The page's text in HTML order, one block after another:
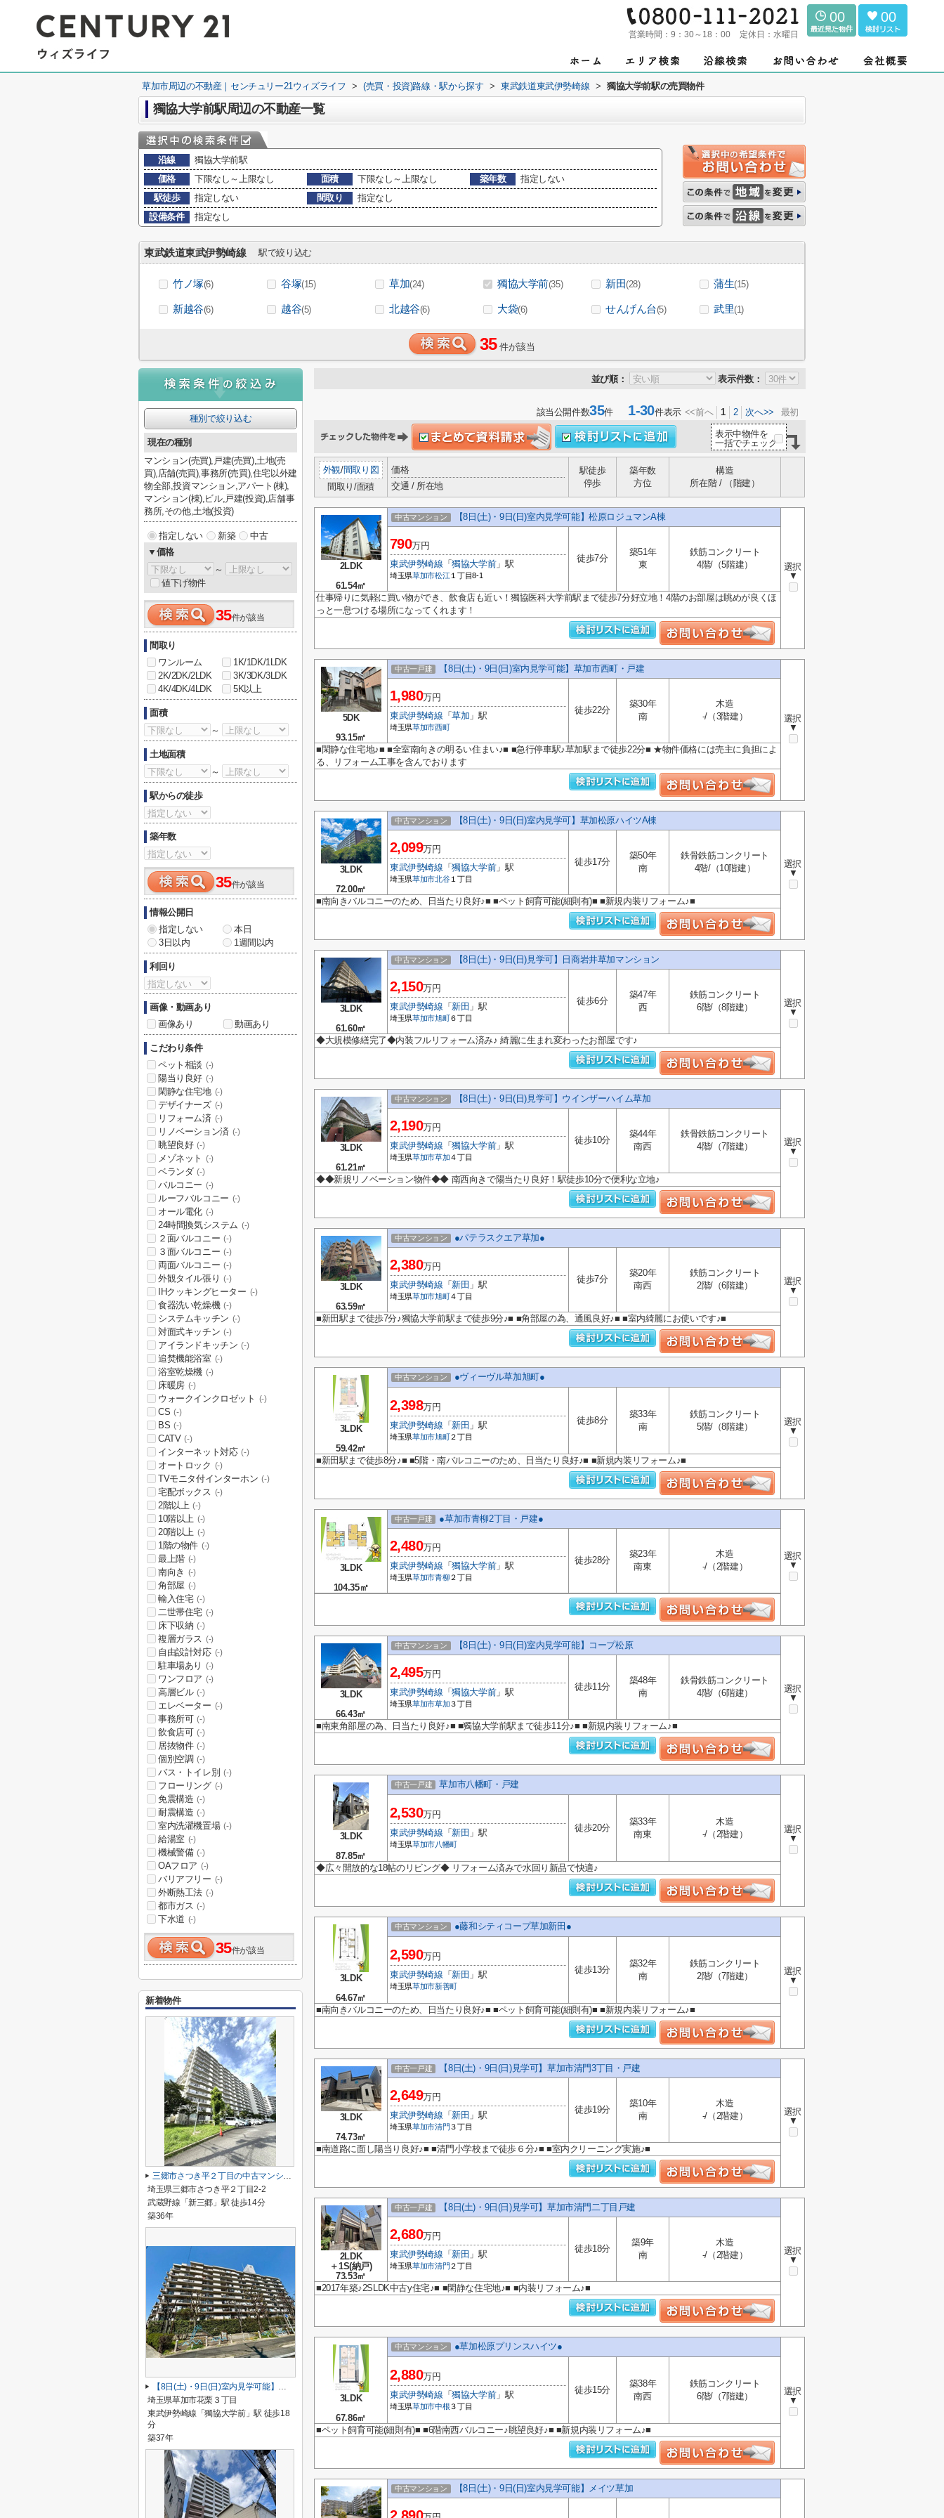
営業時間： 9：30～18：00 定休日： 水曜日
00 00
草加市周辺の不動産｜センチュリー21ウィズライフ > (売買・投資)路線・駅から探す > 東武鉄道東武伊勢崎線 > 獨協大学前駅の売買物件
獨協大学前駅周辺の不動産一覧
沿線
獨協大学前駅
価格
下限なし～上限なし 面積 下限なし～上限なし 築年数
指定しない
駅徒歩
指定しない 間取り
指定なし
設備条件
指定なし
東武鉄道東武伊勢崎線 駅で絞り込む
竹ノ塚(6) 谷塚(15) 草加(24) 獨協大学前(35) 新田(28) 蒲生(15)
新越谷(6) 越谷(5) 北越谷(6) 大袋(6) せんげん台(5) 武里(1)
35 件が該当
並び順： 表示件数：
該当公開件数35件1-30件表示 <<前へ 1 2 次へ>> 最初
表示中物件を
一括でチェック
外観/間取り図
間取り/面積
価格
交通 / 所在地
駅徒歩
停歩
築年数
方位
構造
所在階 / （階建）
2LDK
61.54㎡
中古マンション 【8日(土)・9日(日)室内見学可能】松原ロジュマンA棟
選択
▼
790万円
東武伊勢崎線 「獨協大学前」駅
埼玉県草加市松江１丁目8-1
徒歩7分
築51年
東
鉄筋コンクリート
4階/（5階建）
仕事帰りに気軽に買い物ができ、飲食店も近い！獨協医科大学前駅まで徒歩7分好立地！4階のお部屋は眺めが良くほ
っと一息つける場所になってくれます！
5DK
93.15㎡
中古一戸建 【8日(土)・9日(日)室内見学可能】草加市西町・戸建
選択
▼
1,980万円
東武伊勢崎線 「草加 」駅
埼玉県草加市西町
徒歩22分
築30年
南
木造
-/（3階建）
■閑静な住宅地♪■ ■全室南向きの明るい住まい♪■ ■急行停車駅♪草加駅まで徒歩22分■ ★物件価格には売主に負担によ
る、リフォーム工事を含んでおります
3LDK
72.00㎡
中古マンション 【8日(土)・9日(日)室内見学可】草加松原ハイツA棟
選択
▼
2,099万円
東武伊勢崎線 「獨協大学前」駅
埼玉県草加市北谷１丁目
徒歩17分
築50年
南
鉄骨鉄筋コンクリート
4階/（10階建）
■南向きバルコニーのため、日当たり良好♪■ ■ペット飼育可能(細則有)■ ■新規内装リフォーム♪■
3LDK
61.60㎡
中古マンション 【8日(土)・9日(日)見学可】日商岩井草加マンション
選択
▼
2,150万円
東武伊勢崎線 「 新田 」駅
埼玉県草加市旭町６丁目
徒歩6分
築47年
西
鉄筋コンクリート
6階/（8階建）
◆大規模修繕完了◆内装フルリフォーム済み♪ 綺麗に生まれ変わったお部屋です♪
3LDK
61.21㎡
中古マンション 【8日(土)・9日(日)見学可】ウインザーハイム草加
選択
▼
2,190万円
東武伊勢崎線 「獨協大学前」駅
埼玉県草加市草加４丁目
徒歩10分
築44年
南西
鉄骨鉄筋コンクリート
4階/（7階建）
◆◆新規リノベーション物件◆◆ 南西向きで陽当たり良好！駅徒歩10分で便利な立地♪
3LDK
63.59㎡
中古マンション ●パテラスクエア草加●
選択
▼
2,380万円
東武伊勢崎線 「 新田 」駅
埼玉県草加市旭町４丁目
徒歩7分
築20年
南西
鉄筋コンクリート
2階/（6階建）
■新田駅まで徒歩7分♪獨協大学前駅まで徒歩9分♪■ ■角部屋の為、通風良好♪■ ■室内綺麗にお使いです♪■
3LDK
59.42㎡
中古マンション ●ヴィーヴル草加旭町●
選択
▼
2,398万円
東武伊勢崎線 「 新田 」駅
埼玉県草加市旭町２丁目
徒歩8分
築33年
南
鉄筋コンクリート
5階/（8階建）
■新田駅まで徒歩8分♪■ ■5階・南バルコニーのため、日当たり良好♪■ ■新規内装リフォーム♪■
3LDK
104.35㎡
中古一戸建 ●草加市青柳2丁目・戸建●
選択
▼
2,480万円
東武伊勢崎線 「獨協大学前」駅
埼玉県草加市青柳２丁目
徒歩28分
築23年
南東
木造
-/（2階建）
3LDK
66.43㎡
中古マンション 【8日(土)・9日(日)室内見学可能】コープ松原
選択
▼
2,495万円
東武伊勢崎線 「獨協大学前」駅
埼玉県草加市草加３丁目
徒歩11分
築48年
南
鉄骨鉄筋コンクリート
4階/（6階建）
■南東角部屋の為、日当たり良好♪■ ■獨協大学前駅まで徒歩11分♪■ ■新規内装リフォーム♪■
3LDK
87.85㎡
中古一戸建 草加市八幡町・戸建
選択
▼
2,530万円
東武伊勢崎線 「 新田 」駅
埼玉県草加市八幡町
徒歩20分
築33年
南東
木造
-/（2階建）
◆広々開放的な18帖のリビング◆ リフォーム済みで水回り新品で快適♪
3LDK
64.67㎡
中古マンション ●藤和シティコープ草加新田●
選択
▼
2,590万円
東武伊勢崎線 「 新田 」駅
埼玉県草加市新善町
徒歩13分
築32年
南
鉄筋コンクリート
2階/（7階建）
■南向きバルコニーのため、日当たり良好♪■ ■ペット飼育可能(細則有)■ ■新規内装リフォーム♪■
3LDK
74.73㎡
中古一戸建 【8日(土)・9日(日)見学可】草加市清門3丁目・戸建
選択
▼
2,649万円
東武伊勢崎線 「 新田 」駅
埼玉県草加市清門３丁目
徒歩19分
築10年
南
木造
-/（2階建）
■南道路に面し陽当り良好♪■ ■清門小学校まで徒歩６分♪■ ■室内クリーニング実施♪■
2LDK
＋1S(納戸)
73.53㎡
中古一戸建 【8日(土)・9日(日)見学可】草加市清門二丁目戸建
選択
▼
2,680万円
東武伊勢崎線 「 新田 」駅
埼玉県草加市清門 ２丁目
徒歩18分
築9年
南
木造
-/（2階建）
■2017年築♪2SLDK中古y住宅♪■ ■閑静な住宅地♪■ ■内装リフォーム♪■
3LDK
67.86㎡
中古マンション ●草加松原プリンスハイツ●
選択
▼
2,880万円
東武伊勢崎線 「獨協大学前」駅
埼玉県草加市中根３丁目
徒歩15分
築38年
南西
鉄筋コンクリート
6階/（7階建）
■ペット飼育可能(細則有)■ ■6階南西バルコニー♪眺望良好♪■ ■新規内装リフォーム♪■
中古マンション 【8日(土)・9日(日)室内見学可能】メイツ草加
種別で絞り込む
現在の種別
マンション(売買),戸建(売買),土地(売
買),店舗(売買),事務所(売買),住宅以外建
物全部,投資マンション,アパート(棟),
マンション(棟),ビル,戸建(投資),店舗事
務所,その他,土地(投資)
指定しない 新築
中古
▼価格
～
値下げ物件
35件が該当
間取り
ワンルーム
1K/1DK/1LDK
2K/2DK/2LDK
3K/3DK/3LDK
4K/4DK/4LDK
5K以上
面積
～
土地面積
～
駅からの徒歩
築年数
35件が該当
情報公開日
指定しない
本日
3日以内
1週間以内
利回り
画像・動画あり
画像あり
動画あり
こだわり条件
ペット相談 (-)
陽当り良好 (-)
閑静な住宅地 (-)
デザイナーズ (-)
リフォーム済 (-)
リノベーション済 (-)
眺望良好 (-)
メゾネット (-)
ベランダ (-)
バルコニー (-)
ルーフバルコニー (-)
オール電化 (-)
24時間換気システム (-)
２面バルコニー (-)
３面バルコニー (-)
両面バルコニー (-)
外観タイル張り (-)
IHクッキングヒーター (-)
食器洗い乾燥機 (-)
システムキッチン (-)
対面式キッチン (-)
アイランドキッチン (-)
追焚機能浴室 (-)
浴室乾燥機 (-)
床暖房 (-)
ウォークインクロゼット (-)
CS (-)
BS (-)
CATV (-)
インターネット対応 (-)
オートロック (-)
TVモニタ付インターホン (-)
宅配ボックス (-)
2階以上 (-)
10階以上 (-)
20階以上 (-)
1階の物件 (-)
最上階 (-)
南向き (-)
角部屋 (-)
輸入住宅 (-)
二世帯住宅 (-)
床下収納 (-)
複層ガラス (-)
自由設計対応 (-)
駐車場あり (-)
ワンフロア (-)
高層ビル (-)
エレベーター (-)
事務所可 (-)
飲食店可 (-)
居抜物件 (-)
個別空調 (-)
バス・トイレ別 (-)
フローリング (-)
免震構造 (-)
耐震構造 (-)
室内洗濯機置場 (-)
給湯室 (-)
機械警備 (-)
OAフロア (-)
バリアフリー (-)
外断熱工法 (-)
都市ガス (-)
下水道 (-)
35件が該当
新着物件
三郷市さつき平２丁目の中古マンション
埼玉県三郷市さつき平２丁目2-2
武蔵野線「新三郷」駅 徒歩14分
築36年
【8日(土)・9日(日)室内見学可能】ルネ草加松原
埼玉県草加市花栗３丁目
東武伊勢崎線「獨協大学前」駅 徒歩18
分
築37年